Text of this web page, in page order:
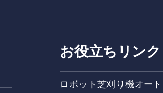
お役立ちリンク
ロボット芝刈り機オー